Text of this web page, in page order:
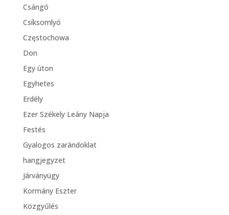
Csángó
Csíksomlyó
Częstochowa
Don
Egy úton
Egyhetes
Erdély
Ezer Székely Leány Napja
Festés
Gyalogos zarándoklat
hangjegyzet
Járványügy
Kormány Eszter
Közgyűlés